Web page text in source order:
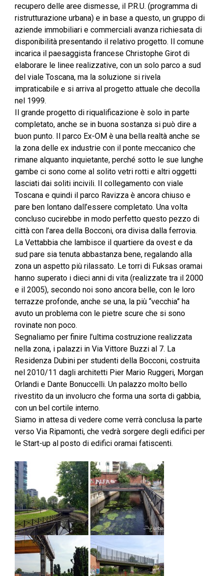
recupero delle aree dismesse, il P.R.U. (programma di
ristrutturazione urbana) e in base a questo, un gruppo di
aziende immobiliari e commerciali avanza richiesata di
disponibilità presentando il relativo progetto. Il comune
incarica il paesaggista francese Christophe Girot di
elaborare le linee realizzative, con un solo parco a sud
del viale Toscana, ma la soluzione si rivela
impraticabile e si arriva al progetto attuale che decolla
nel 1999.
Il grande progetto di riqualificazione è solo in parte
completato, anche se in buona sostanza si può dire a
buon punto. Il parco Ex-OM è una bella realtà anche se
la zona delle ex industrie con il ponte meccanico che
rimane alquanto inquietante, perché sotto le sue lunghe
gambe ci sono come al solito vetri rotti e altri oggetti
lasciati dai soliti incivili. Il collegamento con viale
Toscana e quindi il parco Ravizza è ancora chiuso e
pare ben lontano dall’essere completato. Una volta
concluso cucirebbe in modo perfetto questo pezzo di
città con l’area della Bocconi, ora divisa dalla ferrovia.
La Vettabbia che lambisce il quartiere da ovest e da
sud pare sia tenuta abbastanza bene, regalando alla
zona un aspetto più rilassato. Le torri di Fuksas oramai
hanno superato i dieci anni di vita (realizzate tra il 2000
e il 2005), secondo noi sono ancora belle, con le loro
terrazze profonde, anche se una, la più “vecchia” ha
avuto un problema con le pietre scure che si sono
rovinate non poco.
Segnaliamo per finire l’ultima costruzione realizzata
nella zona, i palazzi in Via Vittore Buzzi al 7. La
Residenza Dubini per studenti della Bocconi, costruita
nel 2010/11 dagli architetti Pier Mario Ruggeri, Morgan
Orlandi e Dante Bonuccelli. Un palazzo molto bello
rivestito da un involucro che forma una sorta di gabbia,
con un bel cortile interno.
Siamo in attesa di vedere come verrà conclusa la parte
verso Via Ripamonti, che vedrà sorgere degli edifici per
le Start-up al posto di edifici oramai fatiscenti.